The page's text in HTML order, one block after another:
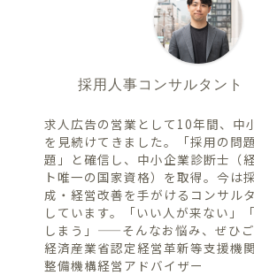
採用人事コンサルタント
求人広告の営業として10年間、中
を見続けてきました。「採用の問
題」と確信し、中小企業診断士（
ト唯一の国家資格）を取得。今は
成・経営改善を手がけるコンサル
しています。「いい人が来ない」
しまう」——そんなお悩み、ぜひご
経済産業省認定経営革新等支援機
整備機構経営アドバイザー